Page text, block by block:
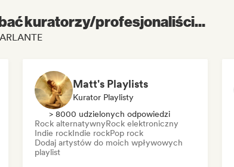
kuratorzy/profesjonaliści...
Matt's Playlists
Kurator Playlisty
> 8000 udzielonych odpowiedzi
Rock alternatywnyRock elektroniczny
Indie rockIndie rockPop rock
Dodaj artystów do moich wpływowych
playlist